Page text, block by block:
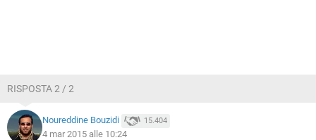
RISPOSTA 2 / 2
Noureddine Bouzidi 15.404
4 mar 2015 alle 10:24